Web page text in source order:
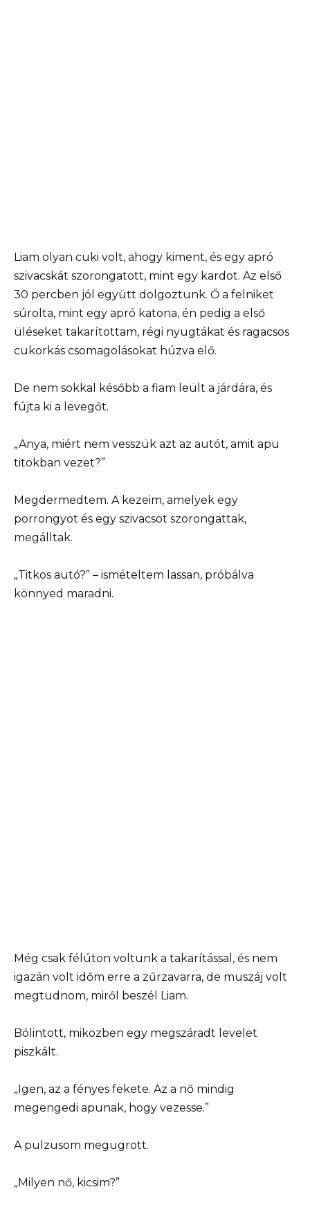
Liam olyan cuki volt, ahogy kiment, és egy apró
szivacskát szorongatott, mint egy kardot. Az első
30 percben jól együtt dolgoztunk. Ő a felniket
súrolta, mint egy apró katona, én pedig a első
üléseket takarítottam, régi nyugtákat és ragacsos
cukorkás csomagolásokat húzva elő.
De nem sokkal később a fiam leült a járdára, és
fújta ki a levegőt.
„Anya, miért nem vesszük azt az autót, amit apu
titokban vezet?”
Megdermedtem. A kezeim, amelyek egy
porrongyot és egy szivacsot szorongattak,
megálltak.
„Titkos autó?” – ismételtem lassan, próbálva
könnyed maradni.
Még csak félúton voltunk a takarítással, és nem
igazán volt időm erre a zűrzavarra, de muszáj volt
megtudnom, miről beszél Liam.
Bólintott, miközben egy megszáradt levelet
piszkált.
„Igen, az a fényes fekete. Az a nő mindig
megengedi apunak, hogy vezesse.”
A pulzusom megugrott.
„Milyen nő, kicsim?”